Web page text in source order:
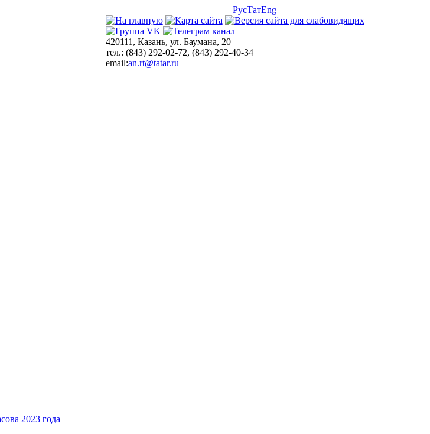
РусТатEng
420111, Казань, ул. Баумана, 20
тел.: (843) 292-02-72, (843) 292-40-34
email:an.rt@tatar.ru
2023 года